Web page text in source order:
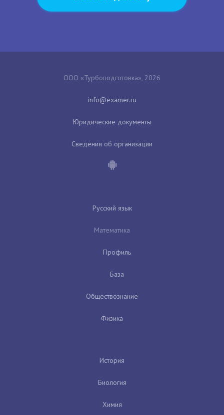
ООО «Турбоподготовка», 2026
Юридические документы
Сведения об организации
Русский язык
Математика
Профиль
База
Обществознание
Физика
История
Биология
Химия